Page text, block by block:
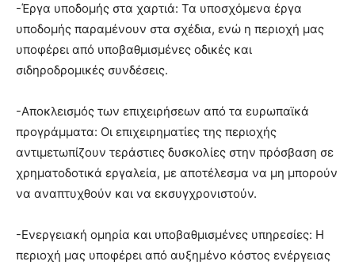
-Έργα υποδομής στα χαρτιά: Τα υποσχόμενα έργα
υποδομής παραμένουν στα σχέδια, ενώ η περιοχή μας
υποφέρει από υποβαθμισμένες οδικές και
σιδηροδρομικές συνδέσεις.
-Αποκλεισμός των επιχειρήσεων από τα ευρωπαϊκά
προγράμματα: Οι επιχειρηματίες της περιοχής
αντιμετωπίζουν τεράστιες δυσκολίες στην πρόσβαση σε
χρηματοδοτικά εργαλεία, με αποτέλεσμα να μη μπορούν
να αναπτυχθούν και να εκσυγχρονιστούν.
-Ενεργειακή ομηρία και υποβαθμισμένες υπηρεσίες: Η
περιοχή μας υποφέρει από αυξημένο κόστος ενέργειας